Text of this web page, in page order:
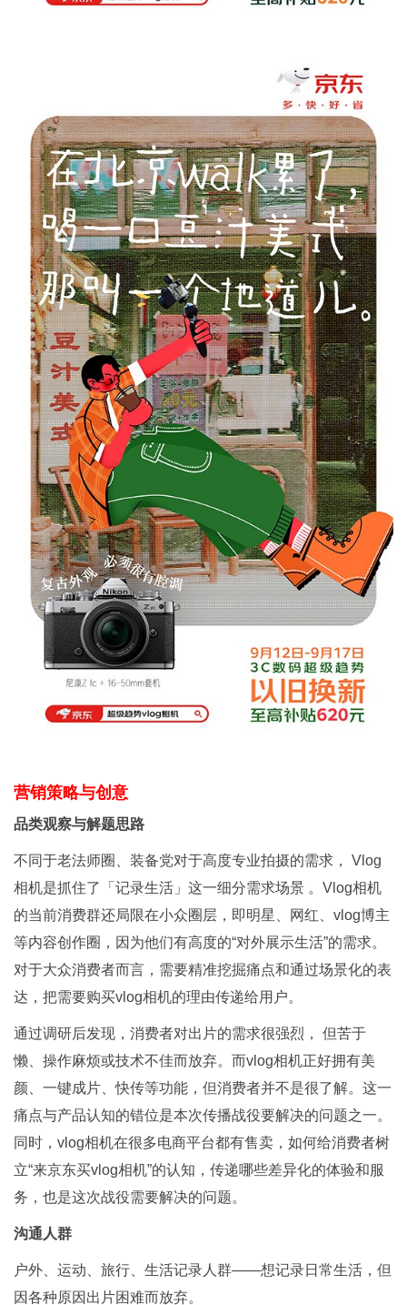
营销策略与创意
品类观察与解题思路
不同于老法师圈、装备党对于高度专业拍摄的需求， Vlog
相机是抓住了「记录生活」这一细分需求场景 。Vlog相机
的当前消费群还局限在小众圈层，即明星、网红、vlog博主
等内容创作圈，因为他们有高度的“对外展示生活”的需求。
对于大众消费者而言，需要精准挖掘痛点和通过场景化的表
达，把需要购买vlog相机的理由传递给用户。
通过调研后发现，消费者对出片的需求很强烈， 但苦于
懒、操作麻烦或技术不佳而放弃。而vlog相机正好拥有美
颜、一键成片、快传等功能，但消费者并不是很了解。这一
痛点与产品认知的错位是本次传播战役要解决的问题之一。
同时，vlog相机在很多电商平台都有售卖，如何给消费者树
立“来京东买vlog相机”的认知，传递哪些差异化的体验和服
务，也是这次战役需要解决的问题。
沟通人群
户外、运动、旅行、生活记录人群——想记录日常生活，但
因各种原因出片困难而放弃。